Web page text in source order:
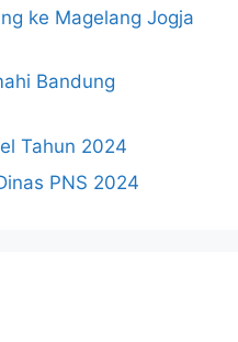
ke Magelang Jogja
Bandung
Tahun 2024
PNS 2024